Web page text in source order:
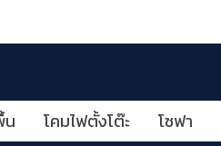
น โคมไฟตั้งโต๊ะ โซฟา